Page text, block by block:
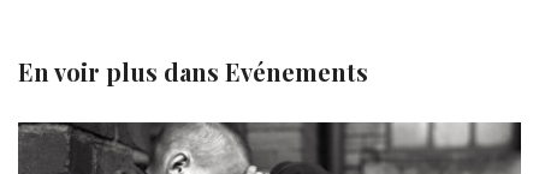
En voir plus dans Evénements